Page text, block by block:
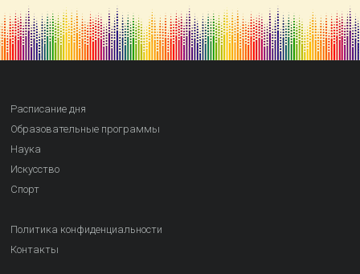
Расписание дня
Образовательные программы
Наука
Искусство
Спорт
Политика конфиденциальности
Контакты